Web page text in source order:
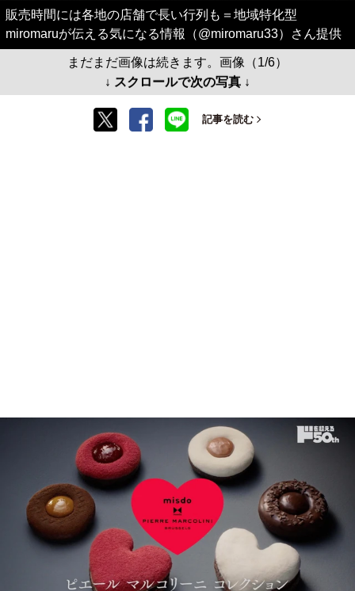
販売時間には各地の店舗で長い行列も＝地域特化型
miromaruが伝える気になる情報（@miromaru33）さん提供
まだまだ画像は続きます。画像（1/6）
↓ スクロールで次の写真 ↓
記事を読む